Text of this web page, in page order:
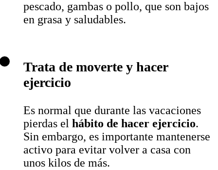
pescado, gambas o pollo, que son bajos
en grasa y saludables.
Trata de moverte y hacer
ejercicio
Es normal que durante las vacaciones
pierdas el hábito de hacer ejercicio.
Sin embargo, es importante mantenerse
activo para evitar volver a casa con
unos kilos de más.